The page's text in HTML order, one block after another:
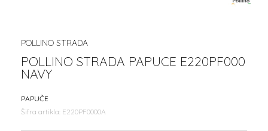
POLLINO STRADA
POLLINO STRADA PAPUCE E220PF000
NAVY
PAPUČE
Šifra artikla: E220PF0000A